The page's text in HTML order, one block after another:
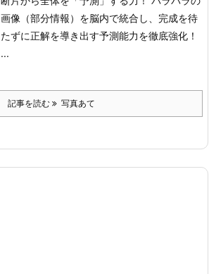
画像（部分情報）を脳内で統合し、完成を待
たずに正解を導き出す予測能力を徹底強化！
...
記事を読む 写真あて